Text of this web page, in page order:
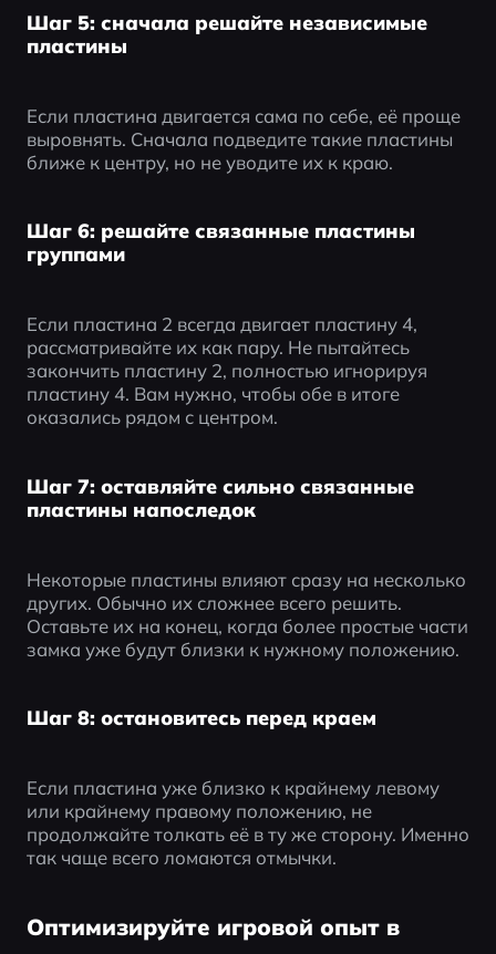
Шаг 5: сначала решайте независимые
пластины
Если пластина двигается сама по себе, её проще
выровнять. Сначала подведите такие пластины
ближе к центру, но не уводите их к краю.
Шаг 6: решайте связанные пластины
группами
Если пластина 2 всегда двигает пластину 4,
рассматривайте их как пару. Не пытайтесь
закончить пластину 2, полностью игнорируя
пластину 4. Вам нужно, чтобы обе в итоге
оказались рядом с центром.
Шаг 7: оставляйте сильно связанные
пластины напоследок
Некоторые пластины влияют сразу на несколько
других. Обычно их сложнее всего решить.
Оставьте их на конец, когда более простые части
замка уже будут близки к нужному положению.
Шаг 8: остановитесь перед краем
Если пластина уже близко к крайнему левому
или крайнему правому положению, не
продолжайте толкать её в ту же сторону. Именно
так чаще всего ломаются отмычки.
Оптимизируйте игровой опыт в